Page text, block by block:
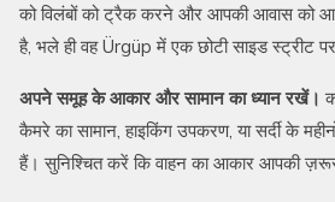
को विलंबों को ट्रैक करने और आपकी आवास को
है, भले ही वह Ürgüp में एक छोटी साइड स्ट्रीट पर
अपने समूह के आकार और सामान का ध्यान रखें।
कैमरे का सामान, हाइकिंग उपकरण, या सर्दी के
हैं। सुनिश्चित करें कि वाहन का आकार आपकी